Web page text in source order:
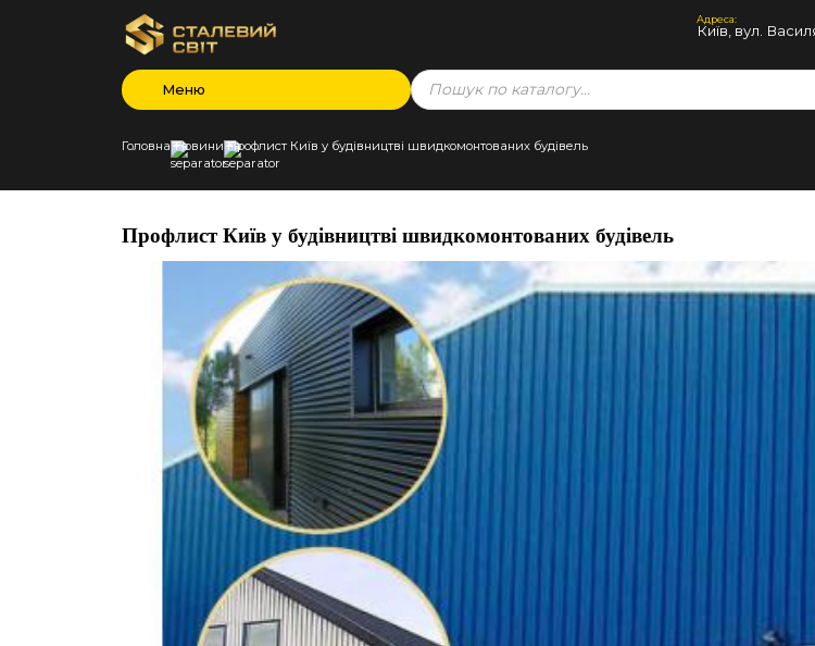
Адреса:
Київ, вул.
Меню
Products
search
Головна Новини Профлист Київ у будівництві швидкомонтованих будівель
Профлист Київ у будівництві швидкомонтованих будівель